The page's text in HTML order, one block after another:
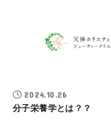
2024.10.26
分子栄養学とは？？